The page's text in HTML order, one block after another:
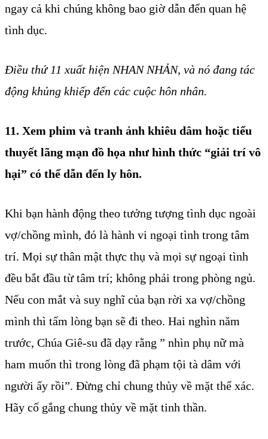
ngay cả khi chúng không bao giờ dẫn đến quan hệ
tình dục.
Điều thứ 11 xuất hiện NHAN NHẢN, và nó đang tác
động khủng khiếp đến các cuộc hôn nhân.
11. Xem phim và tranh ảnh khiêu dâm hoặc tiểu
thuyết lãng mạn đồ họa như hình thức “giải trí vô
hại” có thể dẫn đến ly hôn.
Khi bạn hành động theo tưởng tượng tình dục ngoài
vợ/chồng mình, đó là hành vi ngoại tình trong tâm
trí. Mọi sự thân mật thực thụ và mọi sự ngoại tình
đều bắt đầu từ tâm trí; không phải trong phòng ngủ.
Nếu con mắt và suy nghĩ của bạn rời xa vợ/chồng
mình thì tấm lòng bạn sẽ đi theo. Hai nghìn năm
trước, Chúa Giê-su đã dạy rằng ” nhìn phụ nữ mà
ham muốn thì trong lòng đã phạm tội tà dâm với
người ấy rồi”. Đừng chỉ chung thủy về mặt thể xác.
Hãy cố gắng chung thủy về mặt tinh thần.